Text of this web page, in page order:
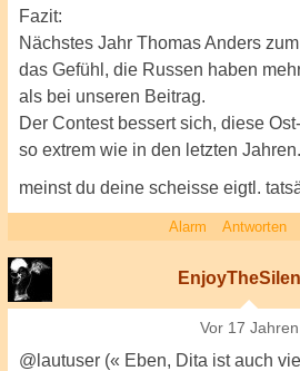
Fazit:
Nächstes Jahr Thomas Anders
das Gefühl, die Russen haben
als bei unseren Beitrag.
Der Contest bessert sich, diese
so extrem wie in den letzten
meinst du deine scheisse eigtl.
Alarm Antworten
Vor 17 Jahren
@lautuser (« Eben, Dita ist auch